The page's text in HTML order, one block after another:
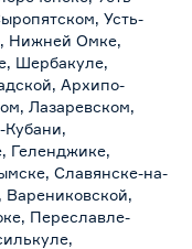
Усть-
Нижней Омке,
Шербакуле,
Архипо-
Лазаревском,
Кубани,
Геленджике,
Славянске-на-
Переславле-